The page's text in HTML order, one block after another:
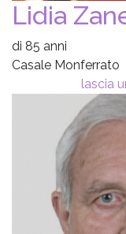
Lidia
di 85 anni
Casale Monferrato
lascia